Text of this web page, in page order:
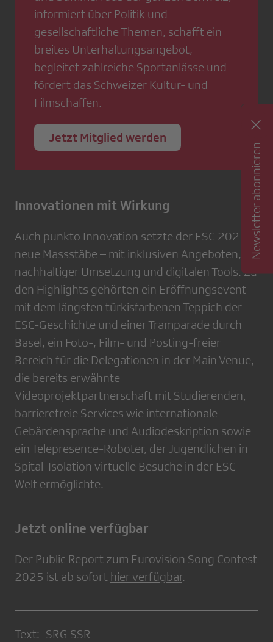
informiert über Politik und
gesellschaftliche Themen, schafft ein
breites Unterhaltungsangebot,
begleitet zahlreiche Sportanlässe und
fördert das Schweizer Kultur- und
Filmschaffen.
Jetzt Mitglied werden
Innovationen mit Wirku​​​ng
Auch punkto Innovation setzte der ESC 2025
neue Massstäbe – mit inklusiven Angeboten,
nachhaltiger Umsetzung und digitalen Tools. Zu
den Highlights gehörten ein Eröffnungsevent
mit dem längsten türkisfarbenen Teppich der
ESC-Geschichte und einer Tramparade durch
Basel, ein Foto-, Film- und Posting-freier
Bereich für die Delegationen in der Main Venue,
die bereits erwähnte
Videoprojektpartnerschaft mit Studierenden,
barrierefreie Services wie internationale
Gebärdensprache und Audiodeskription sowie
ein Telepresence-Roboter, der Jugendlichen in
Spital-Isolation virtuelle Besuche in der ESC-
Welt ermöglichte.
Jetzt online verfü​gbar
Der Public Report zum Eurovision Song Contest
2025 ist ab sofort hier verfügbar.
Text: SRG SSR
Newsletter abonnieren